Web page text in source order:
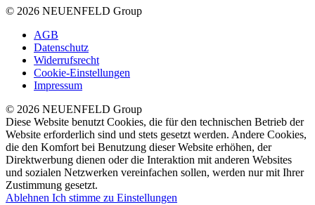
© 2026 NEUENFELD Group
AGB
Datenschutz
Widerrufsrecht
Cookie-Einstellungen
Impressum
© 2026 NEUENFELD Group
Diese Website benutzt Cookies, die für den technischen Betrieb der
Website erforderlich sind und stets gesetzt werden. Andere Cookies,
die den Komfort bei Benutzung dieser Website erhöhen, der
Direktwerbung dienen oder die Interaktion mit anderen Websites
und sozialen Netzwerken vereinfachen sollen, werden nur mit Ihrer
Zustimmung gesetzt.
Ablehnen Ich stimme zu Einstellungen